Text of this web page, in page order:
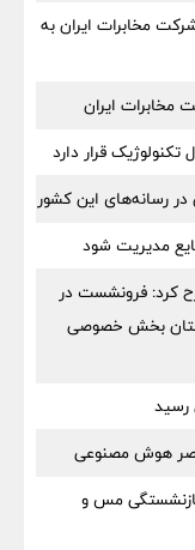
مخابرات ایران به
ایران
قرار دارد
رسانه‌های این کشور
مدیریت شود
کرد: فرونشست در
بخش خصوصی
عصر هوش مصنوعی
مس و